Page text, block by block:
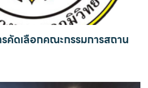
รคัดเลือกคณะกรรมการสถาน